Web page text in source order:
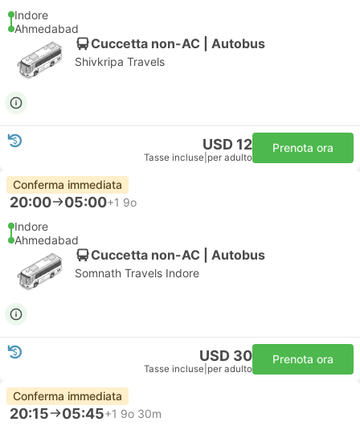
Indore
Ahmedabad
Cuccetta non-AC | Autobus
Shivkripa Travels
USD 12
Tasse incluse per adulto
Prenota ora
Conferma immediata
20:00 05:00+1 9o
Indore
Ahmedabad
Cuccetta non-AC | Autobus
Somnath Travels Indore
USD 30
Tasse incluse per adulto
Prenota ora
Conferma immediata
20:15 05:45+1 9o 30m